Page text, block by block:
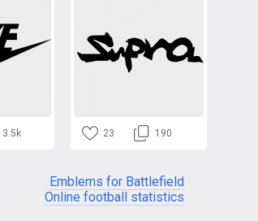
3.5k 23 190
Emblems for Battlefield
Online football statistics